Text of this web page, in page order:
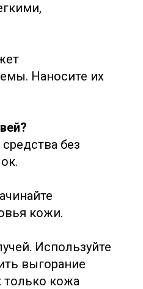
Наносите их
без
кожи.
Используйте
выгорание
только кожа